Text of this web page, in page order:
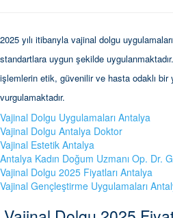
2025 yılı itibarıyla vajinal dolgu
standartlara uygun şekilde uygulanmaktadır.
işlemlerin etik, güvenilir ve hasta odaklı bir
vurgulamaktadır.
Vajinal Dolgu Uygulamaları Antalya
Vajinal Dolgu Antalya Doktor
Vajinal Estetik Antalya
Antalya Kadın Doğum Uzmanı Op. Dr.
Vajinal Dolgu 2025 Fiyatları Antalya
Vajinal Gençleştirme Uygulamaları